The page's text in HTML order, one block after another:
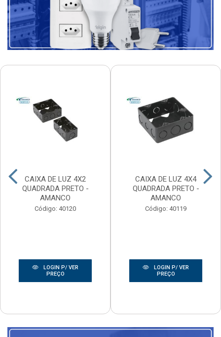
CAIXA DE LUZ 4X2
QUADRADA PRETO -
AMANCO
Código: 40120
LOGIN P/ VER
PREÇO
CAIXA DE LUZ 4X4
QUADRADA PRETO -
AMANCO
Código: 40119
LOGIN P/ VER
PREÇO